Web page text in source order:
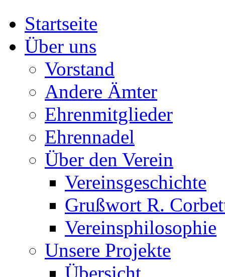
Startseite
Über uns
Vorstand
Andere Ämter
Ehrenmitglieder
Ehrennadel
Über den Verein
Vereinsgeschichte
Grußwort R.
Vereinsphilosophie
Unsere Projekte